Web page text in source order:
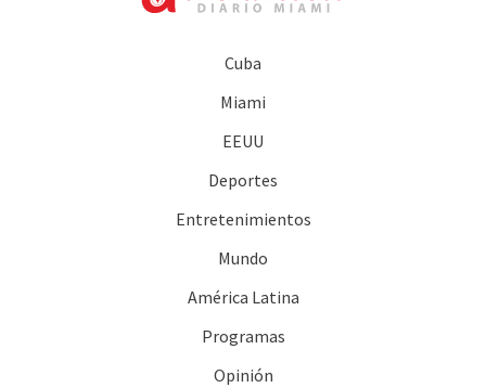
Cuba
Miami
EEUU
Deportes
Entretenimientos
Mundo
América Latina
Programas
Opinión